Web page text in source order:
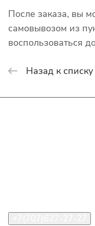
После заказа, вы
самовывозом из
воспользоваться
Назад к списку